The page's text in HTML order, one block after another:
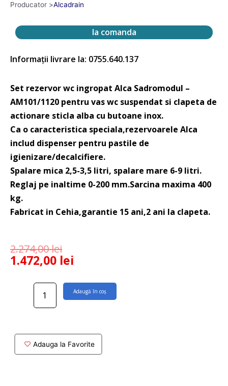
Producator >Alcadrain
la comanda
Informații livrare la: 0755.640.137
Set rezervor wc ingropat Alca Sadromodul –
AM101/1120 pentru vas wc suspendat si clapeta de
actionare sticla alba cu butoane inox.
Ca o caracteristica speciala,rezervoarele Alca
includ dispenser pentru pastile de
igienizare/decalcifiere.
Spalare mica 2,5-3,5 litri, spalare mare 6-9 litri.
Reglaj pe inaltime 0-200 mm.Sarcina maxima 400
kg.
Fabricat in Cehia,garantie 15 ani,2 ani la clapeta.
2.274,00lei
1.472,00 lei
Cantitate
Rezervor
Adaugă în coș
Adauga la Favorite